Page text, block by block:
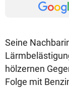
Seine
hölzernen
Folge mit